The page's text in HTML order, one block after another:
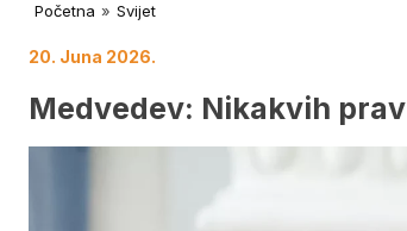
Početna » Svijet
20. Juna 2026.
Medvedev: Nikakvih